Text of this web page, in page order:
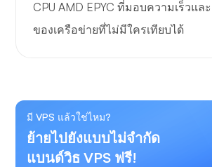
CPU AMD EPYC ที่มอบความเร็วแ
ของเครือข่ายที่ไม่มีใครเทียบได้
มี VPS แล้วใช่ไหม?
ย้ายไปยังแบบไม่จำกัด
แบนด์วิธ VPS ฟรี!